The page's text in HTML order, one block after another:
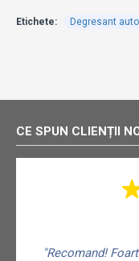
Etichete: Degresant
CE SPUN CLIENȚII
"Recomand!